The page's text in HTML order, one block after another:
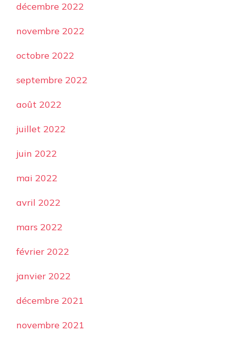
décembre 2022
novembre 2022
octobre 2022
septembre 2022
août 2022
juillet 2022
juin 2022
mai 2022
avril 2022
mars 2022
février 2022
janvier 2022
décembre 2021
novembre 2021